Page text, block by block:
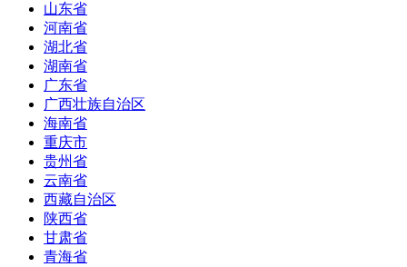
山东省
河南省
湖北省
湖南省
广东省
广西壮族自治区
海南省
重庆市
贵州省
云南省
西藏自治区
陕西省
甘肃省
青海省